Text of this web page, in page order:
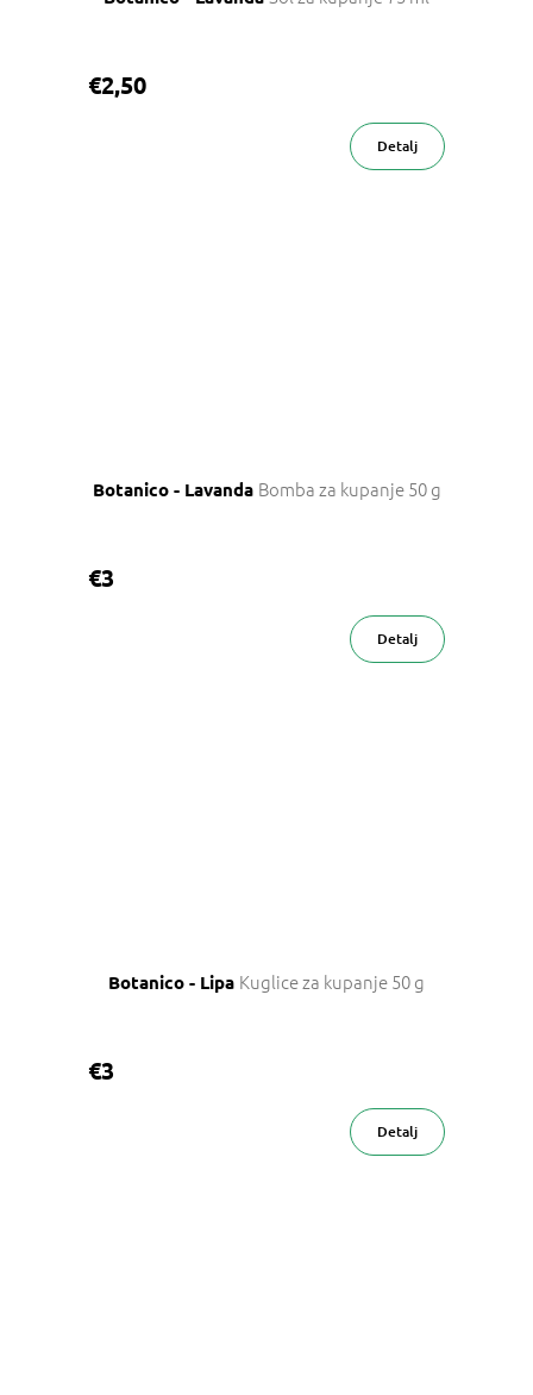
€2,50
Detalj
Botanico - Lavanda Bomba za kupanje 50 g
€3
Detalj
Botanico - Lipa Kuglice za kupanje 50 g
€3
Detalj